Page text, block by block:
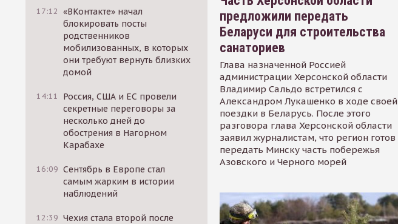
17:12 «ВКонтакте» начал
блокировать посты
родственников
мобилизованных, в которых
они требуют вернуть близких
домой
14:11
Россия, США и ЕС провели
секретные переговоры за
несколько дней до
обострения в Нагорном
Карабахе
16:09 Сентябрь в Европе стал
самым жарким в истории
наблюдений
12:39 Чехия стала второй после
предложили передать
Беларуси для строительства
санаториев
Глава назначенной Россией
администрации Херсонской области
Владимир Сальдо встретился с
Александром Лукашенко в ходе своей
поездки в Беларусь. После этого
разговора глава Херсонской области
заявил журналистам, что регион готов
передать Минску часть побережья
Азовского и Черного морей